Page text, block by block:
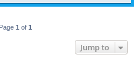
1 of 1
Jump to